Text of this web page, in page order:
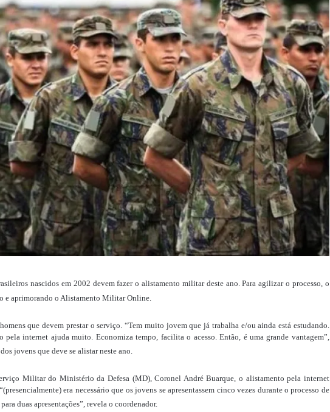
nascidos em 2002 devem fazer o alistamento militar deste ano. Para agilizar o processo, o
e aprimorando o Alistamento Militar Online.
que devem prestar o serviço. “Tem muito jovem que já trabalha e/ou ainda está estudando.
pela internet ajuda muito. Economiza tempo, facilita o acesso. Então, é uma grande vantagem”,
jovens que deve se alistar neste ano.
Militar do Ministério da Defesa (MD), Coronel André Buarque, o alistamento pela internet
era necessário que os jovens se apresentassem cinco vezes durante o processo de
duas apresentações”, revela o coordenador.